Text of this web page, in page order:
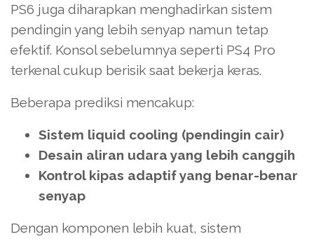
PS6 juga diharapkan menghadirkan sistem
pendingin yang lebih senyap namun tetap
efektif. Konsol sebelumnya seperti PS4 Pro
terkenal cukup berisik saat bekerja keras.
Beberapa prediksi mencakup:
Sistem liquid cooling (pendingin cair)
Desain aliran udara yang lebih canggih
Kontrol kipas adaptif yang benar-benar
senyap
Dengan komponen lebih kuat, sistem